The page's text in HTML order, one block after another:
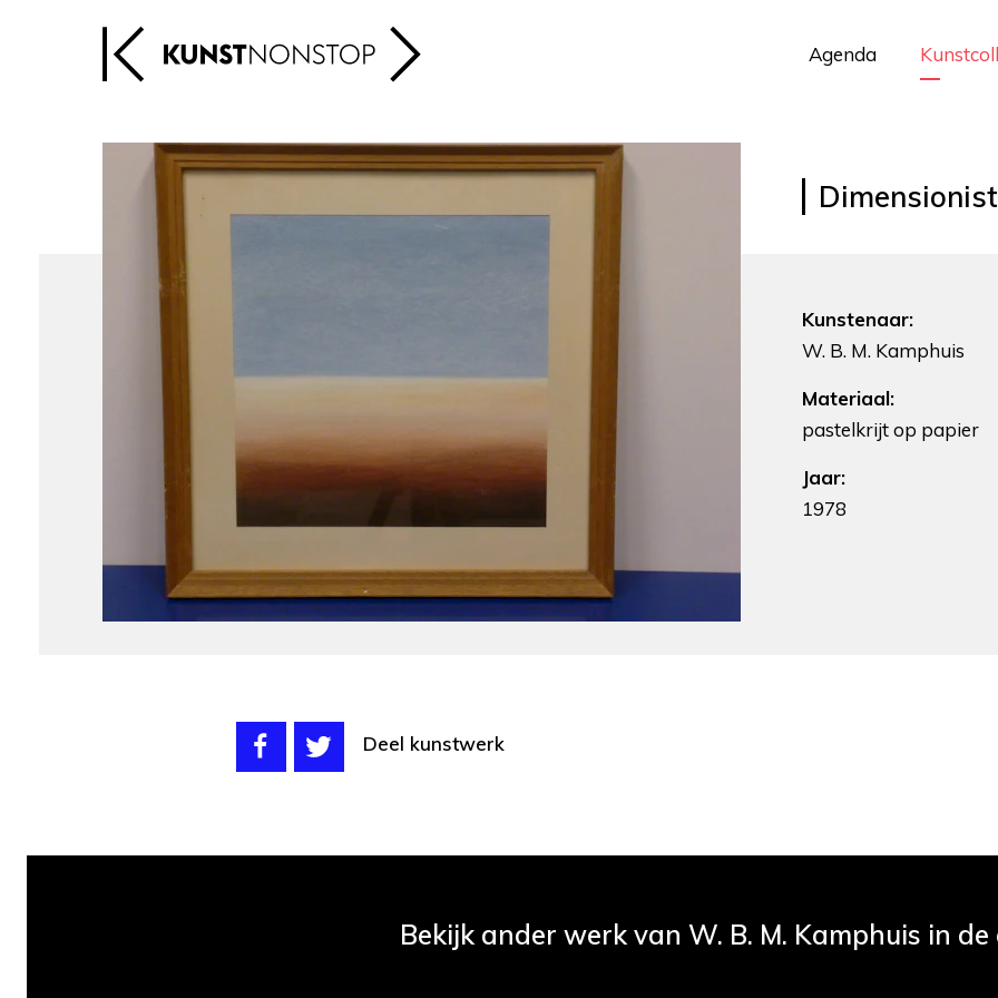
Agenda
Kunstenaar:
W. B. M. Kamphuis
Materiaal:
pastelkrijt op papier
Jaar:
1978
Deel kunstwerk
Bekijk ander werk van W. B. M. Kamphuis in de